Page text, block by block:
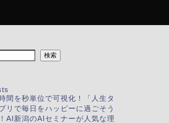
検索
間を秒単位で可視化！「人生タ
リで毎日をハッピーに過ごそう
AI新潟のAIセミナーが人気な理